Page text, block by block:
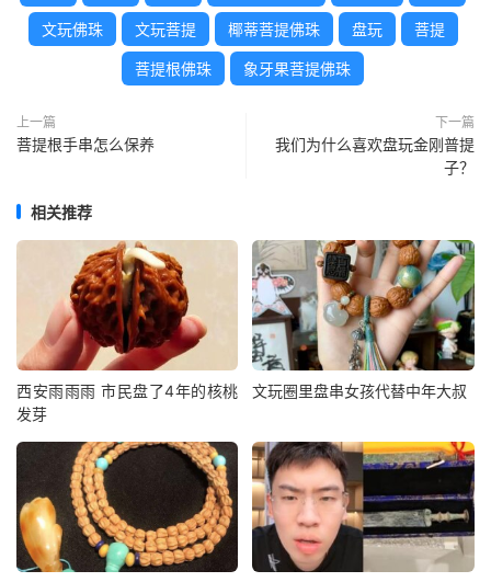
文玩佛珠 文玩菩提 椰蒂菩提佛珠 盘玩 菩提
菩提根佛珠 象牙果菩提佛珠
上一篇
菩提根手串怎么保养
下一篇
我们为什么喜欢盘玩金刚普提
子？
相关推荐
西安雨雨雨 市民盘了4年的核桃
发芽
文玩圈里盘串女孩代替中年大叔